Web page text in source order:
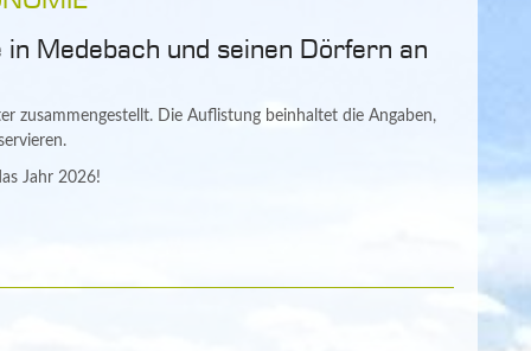
Medebach und seinen Dörfern an
zusammengestellt. Die Auflistung beinhaltet die Angaben,
Jahr 2026!